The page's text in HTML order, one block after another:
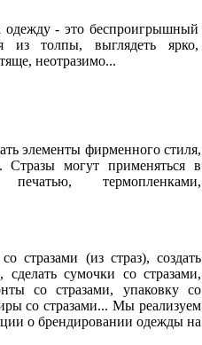
одежду - это беспроигрышный
из толпы, выглядеть ярко,
неотразимо...
элементы фирменного стиля,
Стразы могут применяться в
термопленками,
стразами (из страз), создать
сумочки со стразами,
со стразами, упаковку со
со стразами... Мы реализуем
о брендировании одежды на